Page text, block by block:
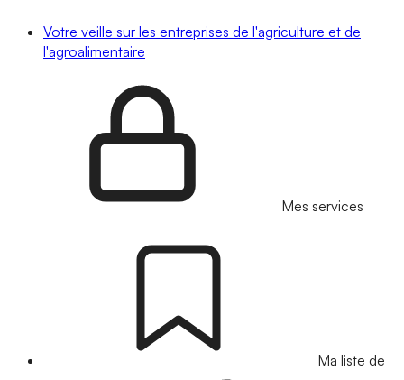
Votre veille sur les entreprises de l'agriculture et de
l'agroalimentaire
Mes services
Ma liste de